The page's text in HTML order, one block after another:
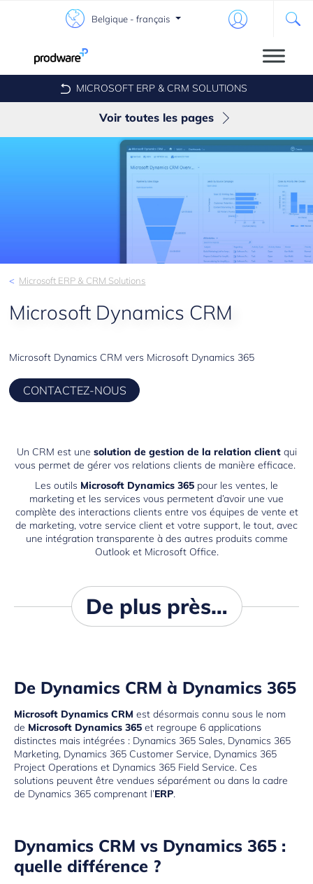
Belgique - français
MICROSOFT ERP & CRM SOLUTIONS
Voir toutes les pages
Microsoft Dynamics AX
Microsoft Dynamics CRM
Microsoft ERP & CRM Solutions
Microsoft Dynamics CRM
Microsoft Dynamics CRM vers Microsoft Dynamics 365
CONTACTEZ-NOUS
Un CRM est une solution de gestion de la relation client qui
vous permet de gérer vos relations clients de manière efficace.
Les outils Microsoft Dynamics 365 pour les ventes, le
marketing et les services vous permetent d’avoir une vue
complète des interactions clients entre vos équipes de vente et
de marketing, votre service client et votre support, le tout, avec
une intégration transparente à des autres produits comme
Outlooket Microsoft Office.
De plus près…
De Dynamics CRM à Dynamics 365
Microsoft Dynamics CRM est désormais connu sous le nom
de Microsoft Dynamics 365 et regroupe 6 applications
distinctes mais intégrées : Dynamics 365 Sales, Dynamics 365
Marketing, Dynamics 365 Customer Service, Dynamics 365
Project Operations et Dynamics 365 Field Service. Ces
solutions peuvent être vendues séparément ou dans la cadre
de Dynamics 365 comprenant l’ERP.
Dynamics CRM vs Dynamics 365 :
quelle différence ?